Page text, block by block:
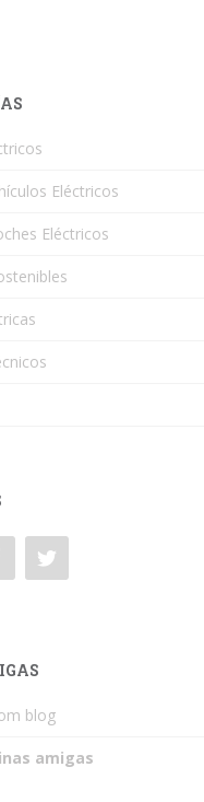
Eléctricos
Eléctricos
blog
amigas